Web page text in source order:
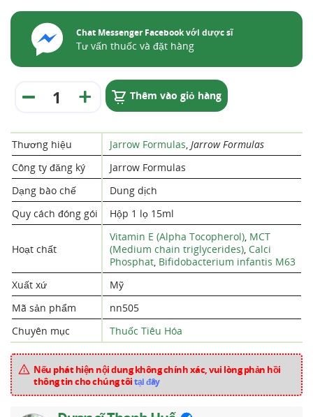
Chat Messenger Facebook với dược sĩ
Tư vấn thuốc và đặt hàng
Thêm vào giỏ hàng
Thương hiệu Jarrow Formulas, Jarrow Formulas
Công ty đăng ký
Jarrow Formulas
Dạng bào chế
Dung dịch
Quy cách đóng gói
Hộp 1 lọ 15ml
Hoạt chất
Vitamin E (Alpha Tocopherol), MCT
(Medium chain triglycerides), Calci
Phosphat, Bifidobacterium infantis M63
Xuất xứ
Mỹ
Mã sản phẩm
nn505
Chuyên mục
Thuốc Tiêu Hóa
Nếu phát hiện nội dung không chính xác, vui lòng phản hồi
thông tin cho chúng tôitại đây